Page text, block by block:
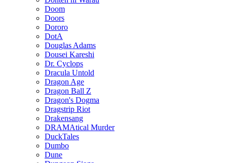
Doom
Doors
Dororo
DotA
Douglas Adams
Dousei Kareshi
Dr. Cyclops
Dracula Untold
Dragon Age
Dragon Ball Z
Dragon's Dogma
Dragstrip Riot
Drakensang
DRAMAtical Murder
DuckTales
Dumbo
Dune